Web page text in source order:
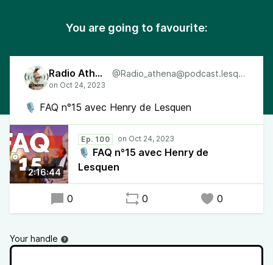
You are going to favourite:
Radio Athéna @Radio_athena@podcast.lesquen.fr
🎙 FAQ n°15 avec Henry de Lesquen
2:16:44
Ep. 100
🎙 FAQ n°15 avec Henry de
Lesquen
0 0 0
Your handle